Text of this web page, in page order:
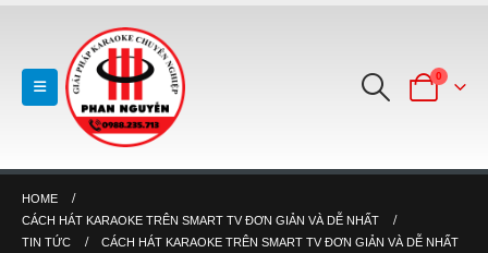
0
HOME
CÁCH HÁT KARAOKE TRÊN SMART TV ĐƠN GIẢN VÀ DỄ NHẤT
TIN TỨC
CÁCH HÁT KARAOKE TRÊN SMART TV ĐƠN GIẢN VÀ DỄ NHẤT